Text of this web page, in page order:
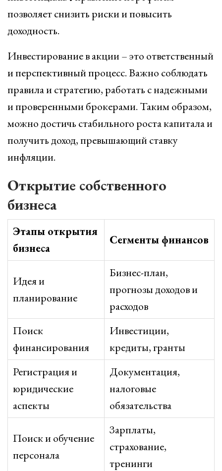
позволяет снизить риски и повысить
доходность.
Инвестирование в акции – это ответственный
и перспективный процесс. Важно соблюдать
правила и стратегию, работать с надежными
и проверенными брокерами. Таким образом,
можно достичь стабильного роста капитала и
получить доход, превышающий ставку
инфляции.
Открытие собственного
бизнеса
Этапы открытия
бизнеса
Сегменты финансов
Идея и
планирование
Бизнес-план,
прогнозы доходов и
расходов
Поиск
финансирования
Инвестиции,
кредиты, гранты
Регистрация и
юридические
аспекты
Документация,
налоговые
обязательства
Поиск и обучение
персонала
Зарплаты,
страхование,
тренинги